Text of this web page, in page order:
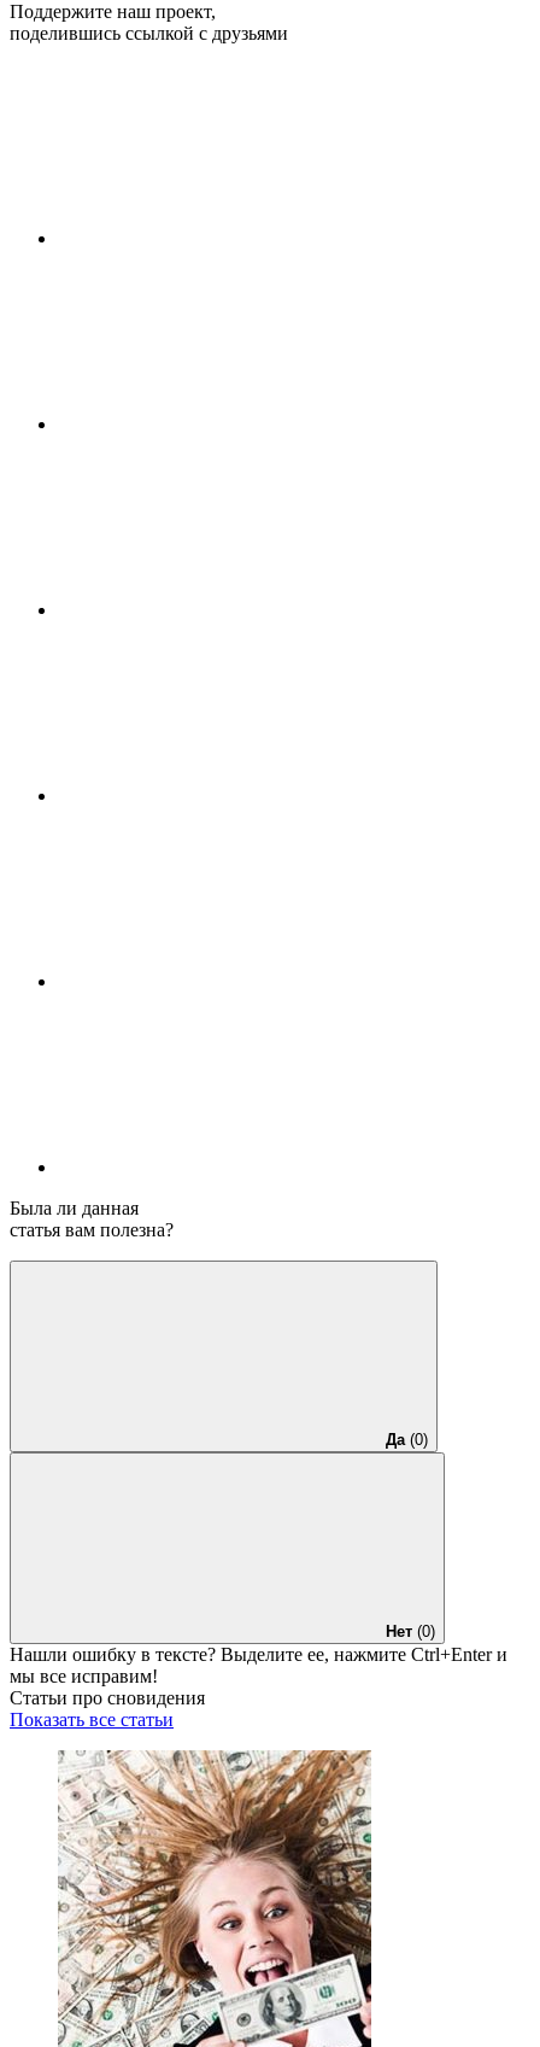
Поддержите наш проект,
поделившись ссылкой с друзьями
Была ли данная
статья вам полезна?
Да(0)
Нет (0)
Нашли ошибку в тексте? Выделите ее, нажмите Ctrl+Enterи
мы все исправим!
Статьи про сновидения
Показать все статьи